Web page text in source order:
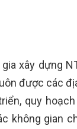
xây dựng
được các
quy
không gian